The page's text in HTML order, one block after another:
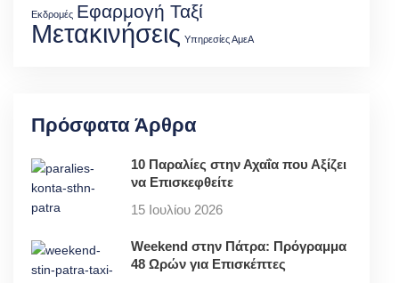
Εκδρομές Εφαρμογή Ταξί
Μετακινήσεις Υπηρεσίες ΑμεΑ
Πρόσφατα Άρθρα
10 Παραλίες στην Αχαΐα που Αξίζει
να Επισκεφθείτε
15 Ιουλίου 2026
Weekend στην Πάτρα: Πρόγραμμα
48 Ωρών για Επισκέπτες